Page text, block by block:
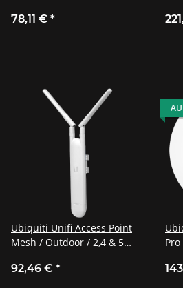
78,11 € *
Ubiquiti Unifi Access Point
Mesh / Outdoor / 2,4 & 5
AC-M
92,46 € *